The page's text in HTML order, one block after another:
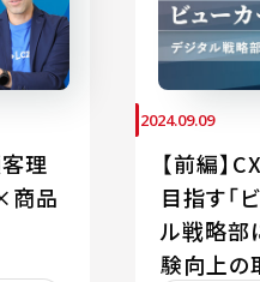
理
商品
2024.09.09
【前編】
目指す「
ル戦略部
験向上の